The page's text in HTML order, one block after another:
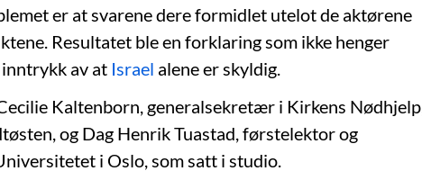
er at svarene dere formidlet utelot de aktørene
Resultatet ble en forklaring som ikke henger
av at Israel alene er skyldig.
Kaltenborn, generalsekretær i Kirkens Nødhjelp,
og Dag Henrik Tuastad, førstelektor og
i Oslo, som satt i studio.